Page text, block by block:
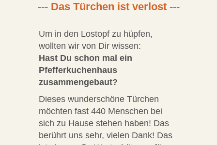
--- Das Türchen ist verlost ---
Um in den Lostopf zu hüpfen,
wollten wir von Dir wissen:
Hast Du schon mal ein
Pfefferkuchenhaus
zusammengebaut?
Dieses wunderschöne Türchen
möchten fast 440 Menschen bei
sich zu Hause stehen haben! Das
berührt uns sehr, vielen Dank! Das